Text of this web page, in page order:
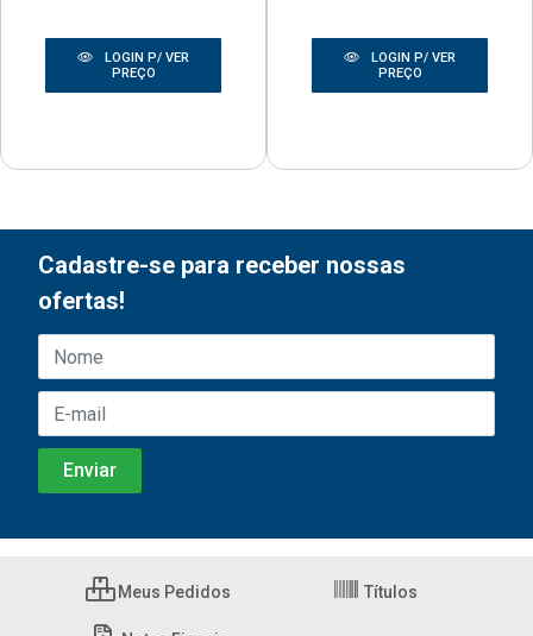
LOGIN P/ VER
PREÇO
LOGIN P/ VER
PREÇO
Cadastre-se para receber nossas
ofertas!
Meus Pedidos Títulos